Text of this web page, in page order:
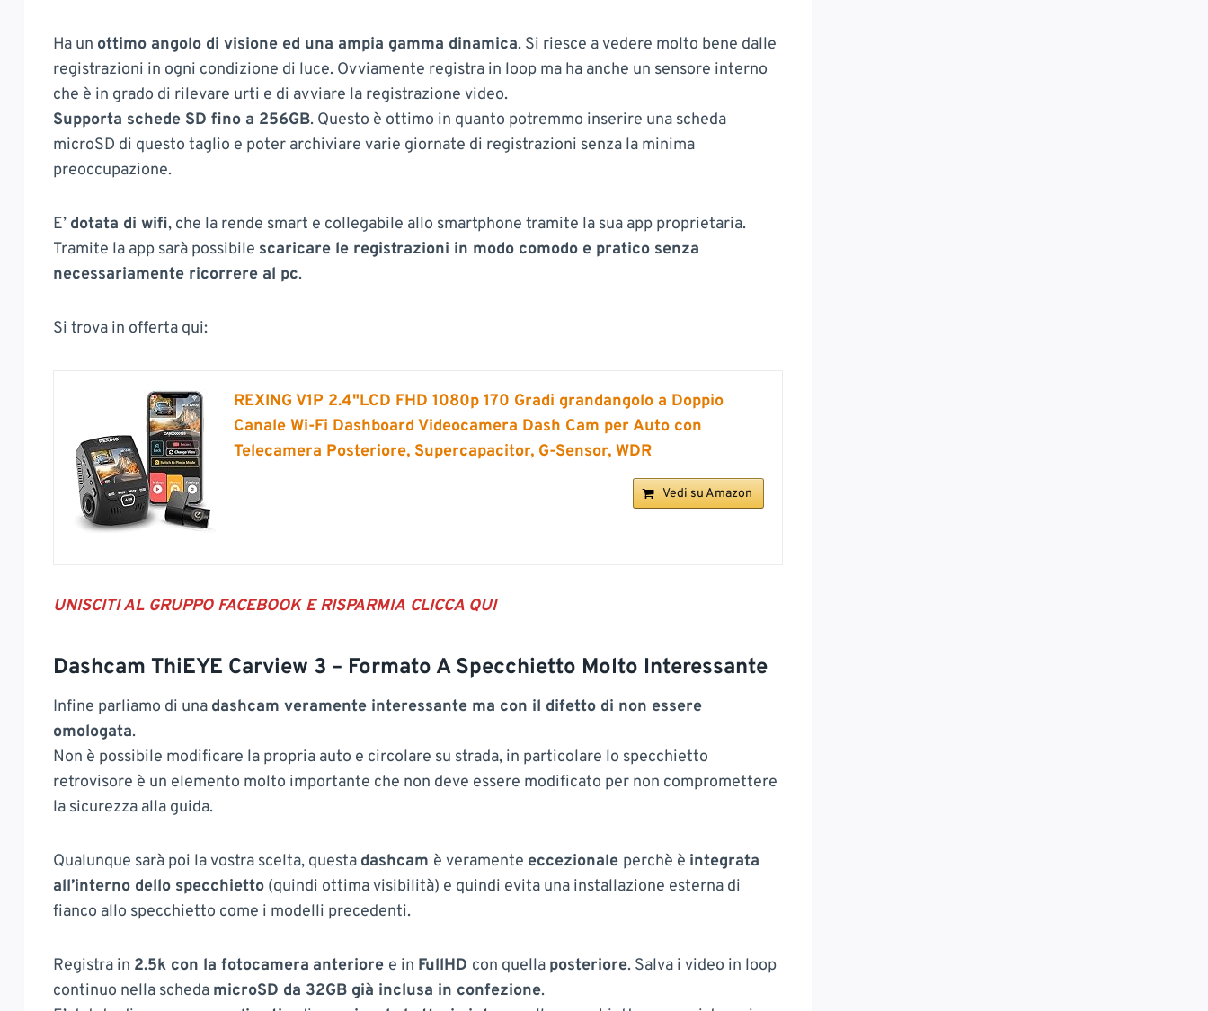
Ha un ottimo angolo di visione ed una ampia gamma dinamica. Si riesce a vedere molto bene dalle
registrazioni in ogni condizione di luce. Ovviamente registra in loop ma ha anche un sensore interno
che è in grado di rilevare urti e di avviare la registrazione video.
Supporta schede SD fino a 256GB. Questo è ottimo in quanto potremmo inserire una scheda
microSD di questo taglio e poter archiviare varie giornate di registrazioni senza la minima
preoccupazione.
E’ dotata di wifi, che la rende smart e collegabile allo smartphone tramite la sua app proprietaria.
Tramite la app sarà possibile scaricare le registrazioni in modo comodo e pratico senza
necessariamente ricorrere al pc.
Si trova in offerta qui:
REXING V1P 2.4"LCD FHD 1080p 170 Gradi grandangolo a Doppio
Canale Wi-Fi Dashboard Videocamera Dash Cam per Auto con
Telecamera Posteriore, Supercapacitor, G-Sensor, WDR
Vedi su Amazon
UNISCITI AL GRUPPO FACEBOOK E RISPARMIA CLICCA QUI
Dashcam ThiEYE Carview 3 – Formato A Specchietto Molto Interessante
Infine parliamo di una dashcam veramente interessante ma con il difetto di non essere
omologata.
Non è possibile modificare la propria auto e circolare su strada, in particolare lo specchietto
retrovisore è un elemento molto importante che non deve essere modificato per non compromettere
la sicurezza alla guida.
Qualunque sarà poi la vostra scelta, questa dashcam è veramente eccezionale perchè è integrata
all’interno dello specchietto (quindi ottima visibilità) e quindi evita una installazione esterna di
fianco allo specchietto come i modelli precedenti.
Registra in 2.5k con la fotocamera anteriore e in FullHD con quella posteriore. Salva i video in loop
continuo nella scheda microSD da 32GB già inclusa in confezione.